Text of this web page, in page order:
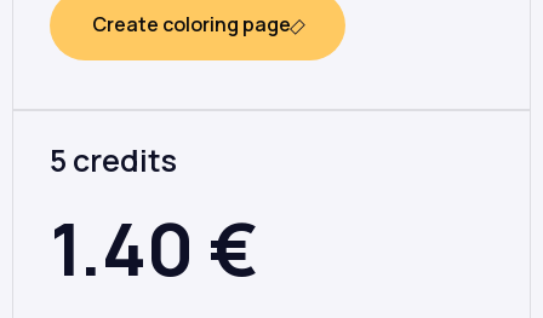
Create coloring page
5 credits
1.40 €